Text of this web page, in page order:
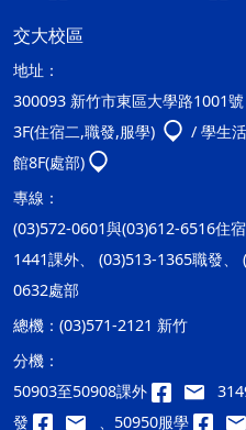
交大校區
地址：
300093 新竹市東區大學路1001
3F(住宿二,職發,服學)
/ 學生
館8F(處部)
專線：
(03)572-0601與(03)612-6516住
1441課外、 (03)513-1365職發
0632處部
總機： (03)571-2121 新竹
分機：
50903至50908課外
發
、50950服學